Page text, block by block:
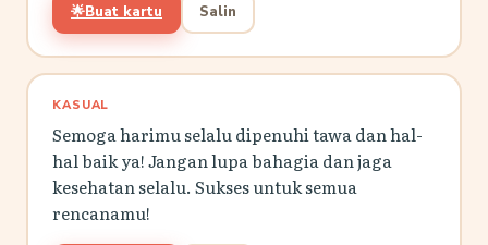
🌟Buat kartu Salin
KASUAL
Semoga harimu selalu dipenuhi tawa dan hal-
hal baik ya! Jangan lupa bahagia dan jaga
kesehatan selalu. Sukses untuk semua
rencanamu!